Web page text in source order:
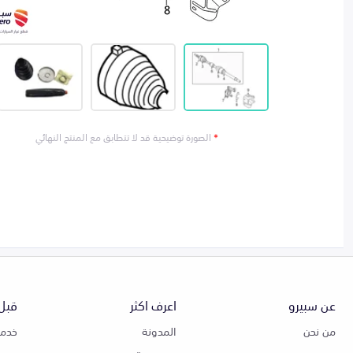
*الصورة توضيحية قد لا تتطابق مع المنتج النهائي
عن سبيرو
من نحن
اعرف اكثر
المدونة